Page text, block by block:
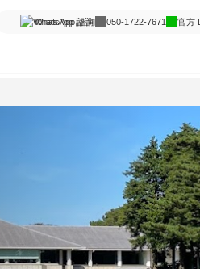
WhatsApp 諮詢 050-1722-7671 官方